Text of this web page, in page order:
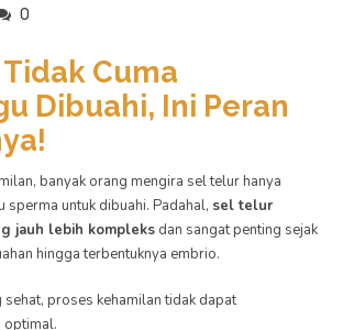
Apakah Bisa
Kehamilan?
khawatir saat didiagnosis mengalami kista
sedang menjalani program hamil atau
Tidak sedikit yang mengira bahwa
menyebabkan sulit hamil. Padahal, faktanya
memengaruhi kesuburan .
memang dapat mengganggu proses kehamilan,
tidak memengaruhi peluang untuk